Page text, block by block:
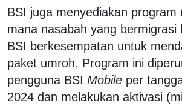
BSI juga menyediakan program
mana nasabah yang bermigrasi
BSI berkesempatan untuk
paket umroh. Program ini
pengguna BSI Mobile per
2024 dan melakukan aktivasi